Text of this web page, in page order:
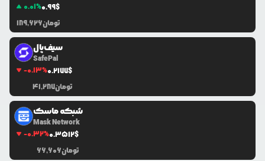
0.01%0.99$
189,626تومان
سیف‌پال
SafePal
-0.13%0.2177$
41,287تومان
شبکه ماسک
Mask Network
-0.32%0.3512$
66,606تومان